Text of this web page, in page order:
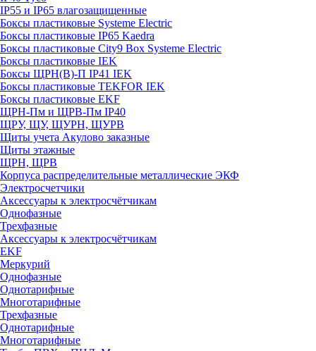
IP55 и IP65 влагозащищенные
Боксы пластиковые Systeme Electric
Боксы пластиковые IP65 Kaedra
Боксы пластиковые City9 Box Systeme Electric
Боксы пластиковые IEK
Боксы ЩРН(В)-П IP41 IEK
Боксы пластиковые TEKFOR IEK
Боксы пластиковые EKF
ЩРН-Пм и ЩРВ-Пм IP40
ЩРУ, ЩУ, ЩУРН, ЩУРВ
Щиты учета Акулово заказные
Щиты этажные
ЩРН, ЩРВ
Корпуса распределительные металлические ЭКФ
Электросчетчики
Аксессуары к электросчётчикам
Однофазные
Трехфазные
Аксессуары к электросчётчикам
EKF
Меркурий
Однофазные
Однотарифные
Многотарифные
Трехфазные
Однотарифные
Многотарифные